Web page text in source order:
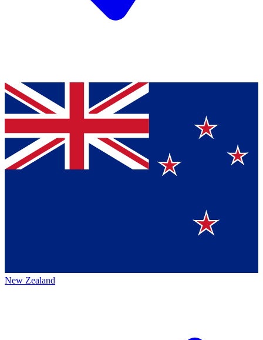
New Zealand